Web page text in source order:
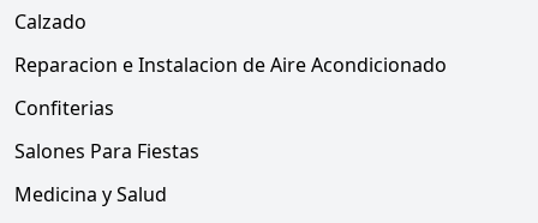
Calzado
Reparacion e Instalacion de Aire Acondicionado
Confiterias
Salones Para Fiestas
Medicina y Salud